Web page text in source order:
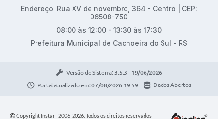
Endereço: Rua XV de novembro, 364 - Centro | CEP:
96508-750
08:00 às 12:00 - 13:30 às 17:30
Prefeitura Municipal de Cachoeira do Sul - RS
Versão do Sistema: 3.5.3 - 19/06/2026
Portal atualizado em:07/08/2026 19:59 Dados Abertos
Copyright Instar - 2006-2026. Todos os direitos reservados -